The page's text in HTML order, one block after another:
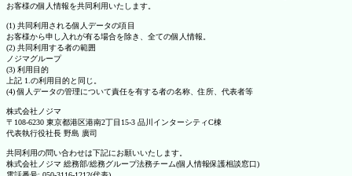
お客様の個人情報を共同利用いたします。
(1) 共同利用される個人データの項目
お客様から申し入れが有る場合を除き、全ての個人情報。
(2) 共同利用する者の範囲
ノジマグループ
(3) 利用目的
上記 1.の利用目的と同じ。
(4) 個人データの管理について責任を有する者の名称、住所、代表者等
株式会社ノジマ
〒108-6230 東京都港区港南2丁目15-3 品川インターシティC棟
代表執行役社長 野島 廣司
共同利用の問い合わせは下記にお願いいたします。
株式会社ノジマ 総務部/総務グループ法務チーム(個人情報保護相談窓口)